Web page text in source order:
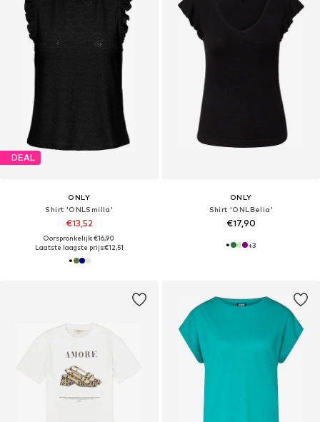
DEAL
ONLY
Shirt 'ONLSmilla'
€13,52
Oorspronkelijk: €16,90
Laatste laagste prijs:€12,51
ONLY
Shirt 'ONLBelia'
€17,90
+3